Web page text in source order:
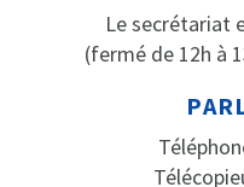
Le secrétariat
(fermé de 12h à